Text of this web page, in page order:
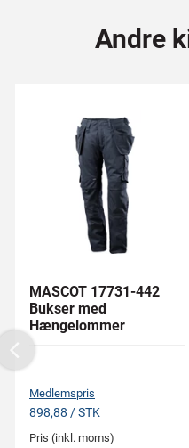
Andre
MASCOT 17731-442
Bukser med
Hængelommer
Medlemspris
898,88 / STK
Pris (inkl. moms)
Previous